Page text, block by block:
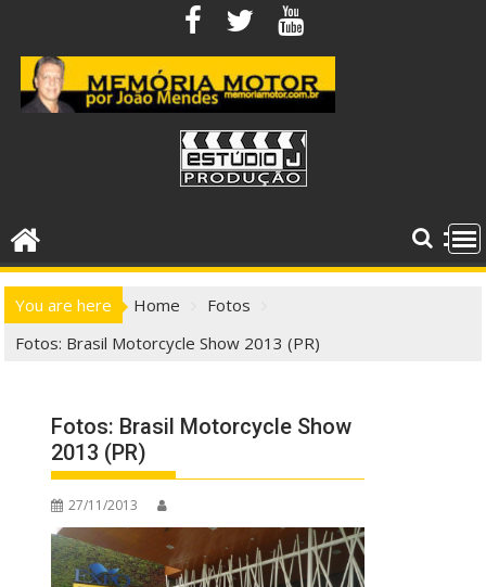
content
You are here Home
Fotos
Fotos: Brasil Motorcycle Show 2013 (PR)
Fotos: Brasil Motorcycle Show
2013 (PR)
27/11/2013